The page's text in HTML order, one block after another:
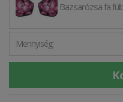
Bazsarózsa fa
Mennyiség: